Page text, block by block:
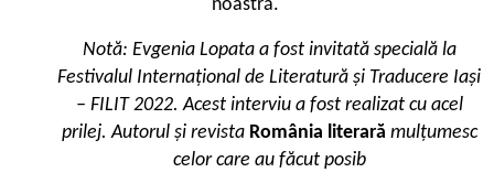
noastră.
Notă: Evgenia Lopata a fost invitată specială la
Festivalul Internațional de Literatură și Traducere Iași
– FILIT 2022. Acest interviu a fost realizat cu acel
prilej. Autorul și revista România literară mulțumesc
celor care au făcut posib